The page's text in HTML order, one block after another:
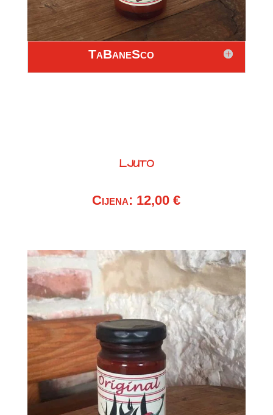
TaBaneSco
LJUTO
Cijena: 12,00 €